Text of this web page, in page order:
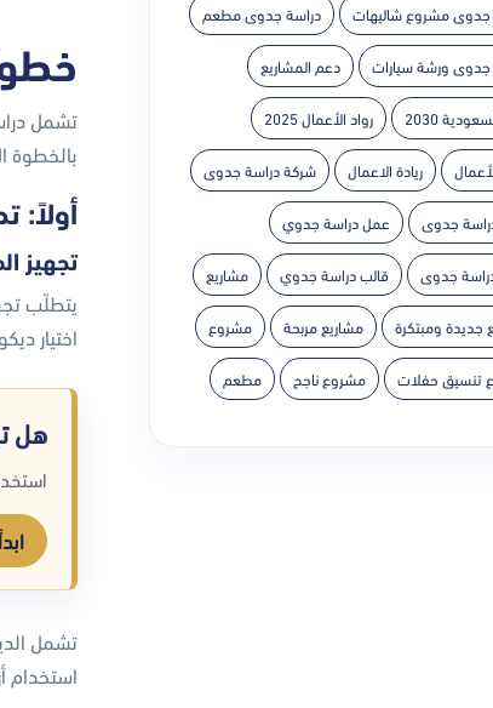
جدوى مشروع شاليهات دراسة جدوى مطعم
جدوى ورشة سيارات دعم المشاريع
2030 رواد الأعمال 2025
ريادة الاعمال شركة دراسة جدوى
جدوى عمل دراسة جدوي
جدوى قالب دراسة جدوي مشاريع
جديدة ومبتكرة مشاريع مربحة مشروع
تنسيق حفلات مشروع ناجح مطعم
تشمل
بالخطوة
أولاً:
تجهيز
يتطلّب
اختيار
هل
تشمل
استخدام